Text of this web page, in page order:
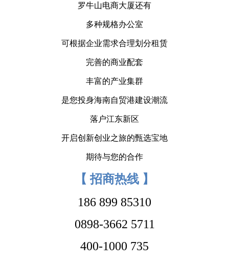
罗牛山电商大厦还有
多种规格办公室
可根据企业需求合理划分租赁
完善的商业配套
丰富的产业集群
是您投身海南自贸港建设潮流
落户江东新区
开启创新创业之旅的甄选宝地
期待与您的合作
【 招商热线 】
186 899 85310
0898-3662 5711
400-1000 735